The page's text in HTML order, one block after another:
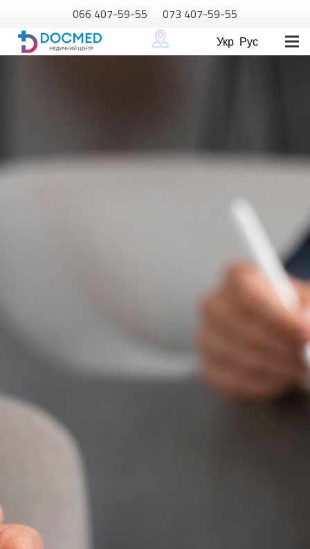
066 407-59-55
073 407-59-55
Укр Рус